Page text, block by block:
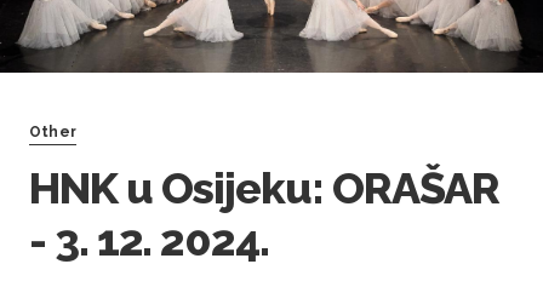
Other
HNK u Osijeku: ORAŠAR
- 3. 12. 2024.